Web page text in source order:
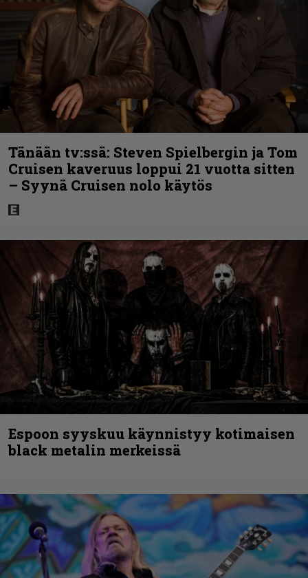
Tänään tv:ssä: Steven Spielbergin ja Tom
Cruisen kaveruus loppui 21 vuotta sitten
– Syynä Cruisen nolo käytös
Espoon syyskuu käynnistyy kotimaisen
black metalin merkeissä